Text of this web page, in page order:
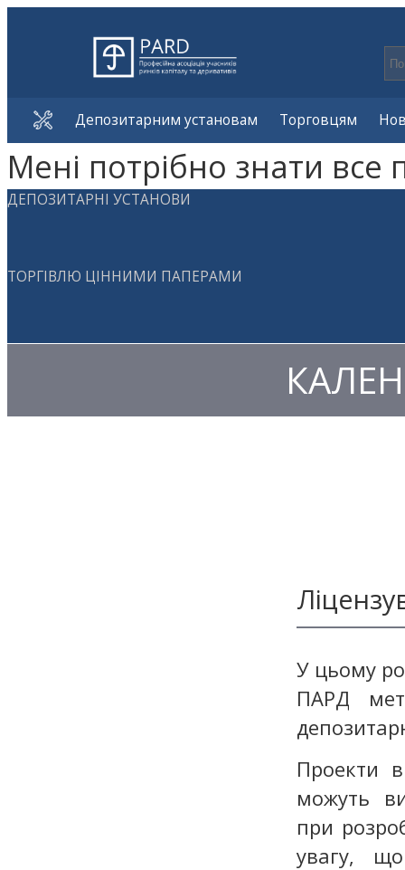
Депозитарним установам Торговцям
Мені потрібно знати все
ДЕПОЗИТАРНІ УСТАНОВИ
ТОРГІВЛЮ ЦІННИМИ ПАПЕРАМИ
У цьому
ПАРД
Проекти
можуть
при
увагу,